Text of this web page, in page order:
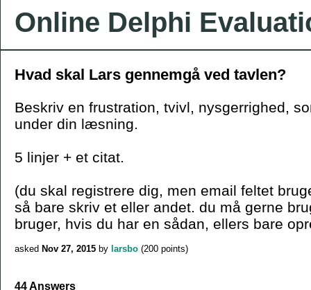
Online Delphi
Hvad skal Lars gennemgå ved tavlen?
Beskriv en frustration, tvivl, nysgerrighed,
under din læsning.
5 linjer + et citat.
(du skal registrere dig, men email feltet
så bare skriv et eller andet. du må gerne
bruger, hvis du har en sådan, ellers bare
asked Nov 27, 2015 by larsbo (200 points)
44 Answers